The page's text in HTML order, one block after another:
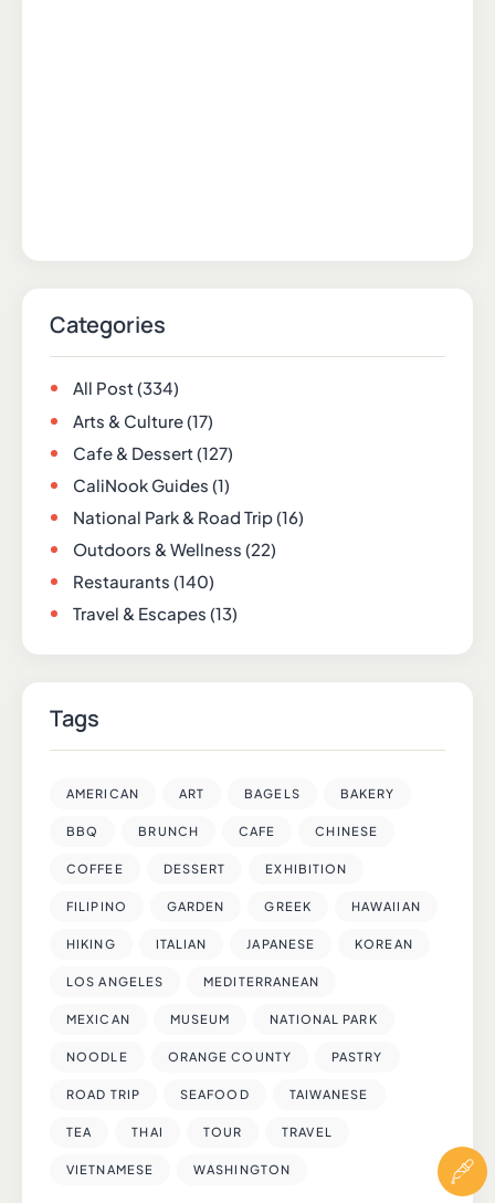
Categories
All Post(334)
Arts & Culture(17)
Cafe & Dessert(127)
CaliNook Guides (1)
National Park & Road Trip(16)
Outdoors & Wellness (22)
Restaurants (140)
Travel & Escapes (13)
Tags
AMERICAN ART BAGELS BAKERY
BBQ BRUNCH CAFE CHINESE
COFFEE DESSERT EXHIBITION
FILIPINO GARDEN GREEK HAWAIIAN
HIKING ITALIAN JAPANESE KOREAN
LOS ANGELES MEDITERRANEAN
MEXICAN MUSEUM NATIONAL PARK
NOODLE ORANGE COUNTY PASTRY
ROAD TRIP SEAFOOD TAIWANESE
TEA THAI TOUR TRAVEL
VIETNAMESE WASHINGTON